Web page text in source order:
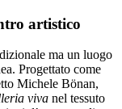
artistico
ma un luogo
Progettato come
Michele Bönan,
viva nel tessuto